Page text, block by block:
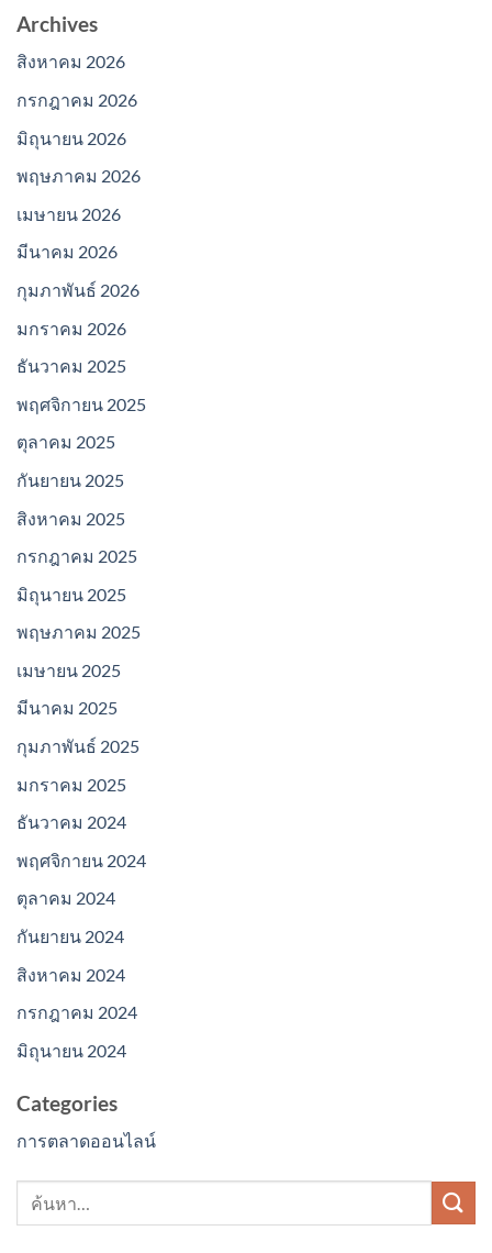
Archives
สิงหาคม 2026
กรกฎาคม 2026
มิถุนายน 2026
พฤษภาคม 2026
เมษายน 2026
มีนาคม 2026
กุมภาพันธ์ 2026
มกราคม 2026
ธันวาคม 2025
พฤศจิกายน 2025
ตุลาคม 2025
กันยายน 2025
สิงหาคม 2025
กรกฎาคม 2025
มิถุนายน 2025
พฤษภาคม 2025
เมษายน 2025
มีนาคม 2025
กุมภาพันธ์ 2025
มกราคม 2025
ธันวาคม 2024
พฤศจิกายน 2024
ตุลาคม 2024
กันยายน 2024
สิงหาคม 2024
กรกฎาคม 2024
มิถุนายน 2024
Categories
การตลาดออนไลน์